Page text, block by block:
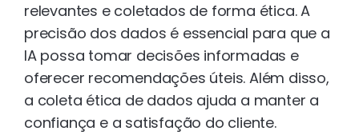
relevantes e coletados de forma ética. A
precisão dos dados é essencial para que a
IA possa tomar decisões informadas e
oferecer recomendações úteis. Além disso,
a coleta ética de dados ajuda a manter a
confiança e a satisfação do cliente.